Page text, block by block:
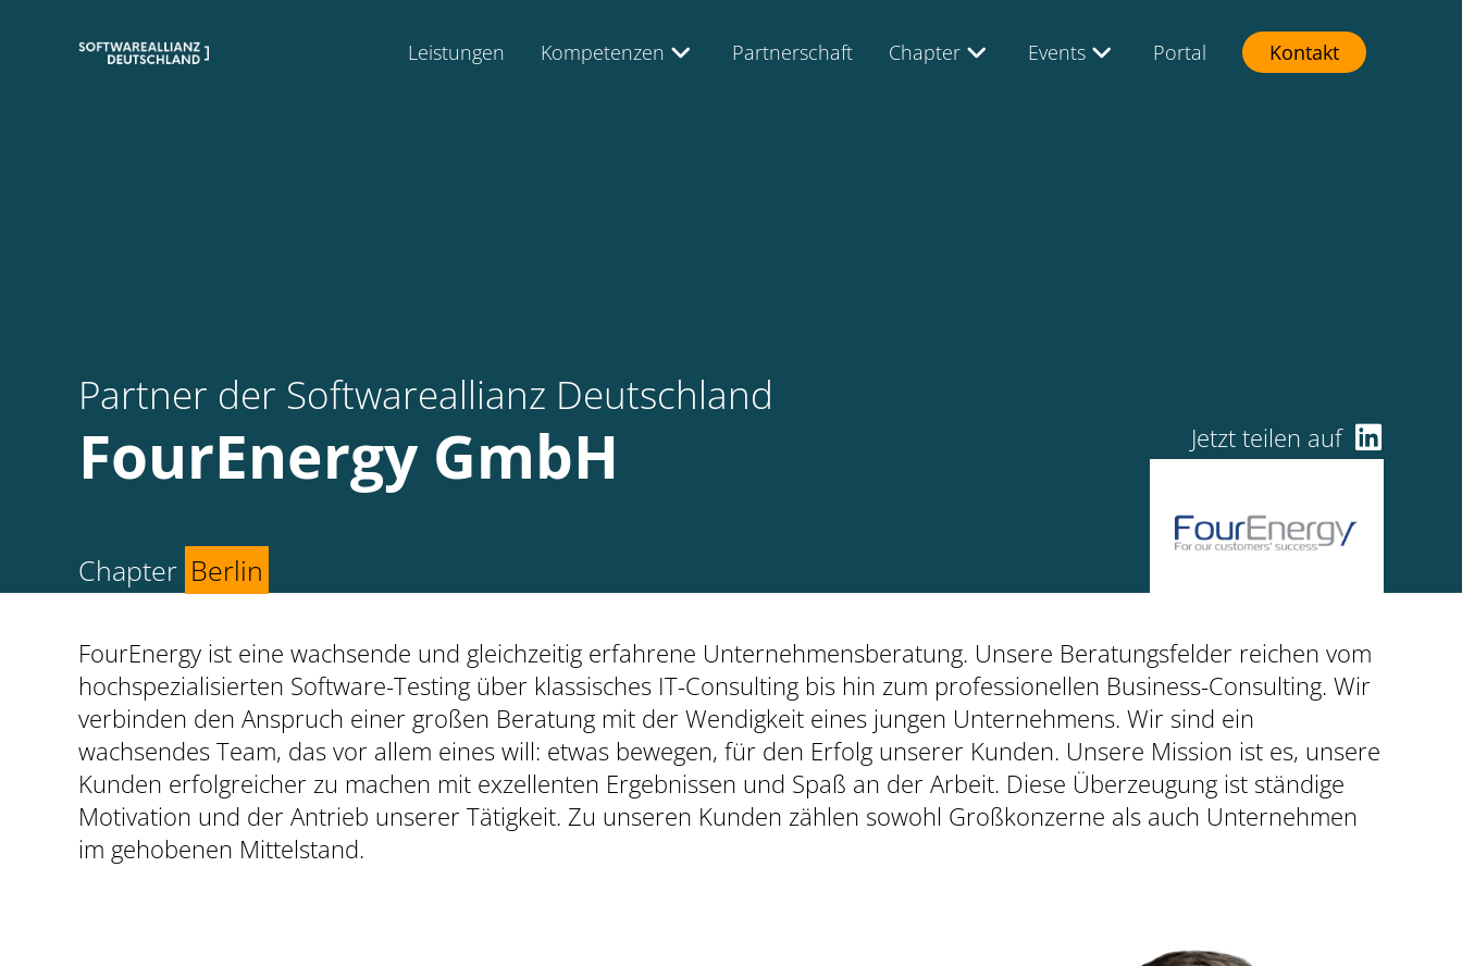
Leistungen Kompetenzen Partnerschaft Chapter Events Portal Kontakt
Partner der Softwareallianz Deutschland
FourEnergy GmbH
Chapter Berlin
Jetzt teilen auf
FourEnergy ist eine wachsende und gleichzeitig erfahrene Unternehmensberatung. Unsere Beratungsfelder reichen vom
hochspezialisierten Software-Testing über klassisches IT-Consulting bis hin zum professionellen Business-Consulting. Wir
verbinden den Anspruch einer großen Beratung mit der Wendigkeit eines jungen Unternehmens. Wir sind ein
wachsendes Team, das vor allem eines will: etwas bewegen, für den Erfolg unserer Kunden. Unsere Mission ist es, unsere
Kunden erfolgreicher zu machen mit exzellenten Ergebnissen und Spaß an der Arbeit. Diese Überzeugung ist ständige
Motivation und der Antrieb unserer Tätigkeit. Zu unseren Kunden zählen sowohl Großkonzerne als auch Unternehmen
im gehobenen Mittelstand.